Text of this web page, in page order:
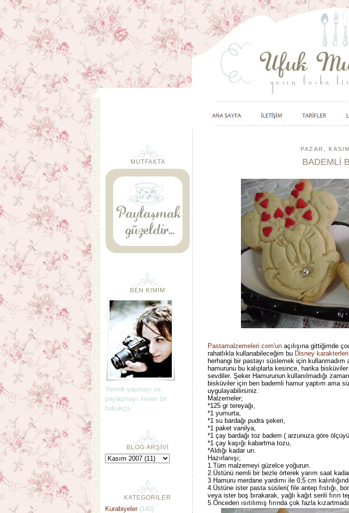
PAZAR,
BADEMLİ
Pastamalzemeleri.com'un açılışına gittiğimde
rahatlıkla kullanabileceğim bu Disney
herhangi bir pastayı süslemek için
hamurunu bu kalıplarla kesince, harika
sevdiler. Şeker Hamurunun kullanılmadığı
bisküviler için ben bademli hamur yaptım ama
uygulayabilirsiniz.
Malzemeler;
*125 gr tereyağı,
*1 yumurta,
*1 su bardağı pudra şekeri,
*1 paket vanilya,
*1 çay bardağı toz badem ( arzunuza göre
*1 çay kaşığı kabartma tozu,
*Aldığı kadar un.
Hazırlanışı;
1.Tüm malzemeyi güzelce yoğurun.
2.Üstünü nemli bir bezle örterek yarım saat
3.Hamuru merdane yardımı ile 0,5 cm
4.Üstüne ister pasta süsleri( file antep fıstığı,
veya ister boş bırakarak, yağlı kağıt serili fırın
5.Önceden ısıtılımış fırında çok fazla
MUTFAKTA
BEN KIMIM
Yemek yapmayı ve
paylaşmayı seven bir
hukukçu..
BLOG ARŞİVİ
KATEGORİLER
Kurabiyeler (140)